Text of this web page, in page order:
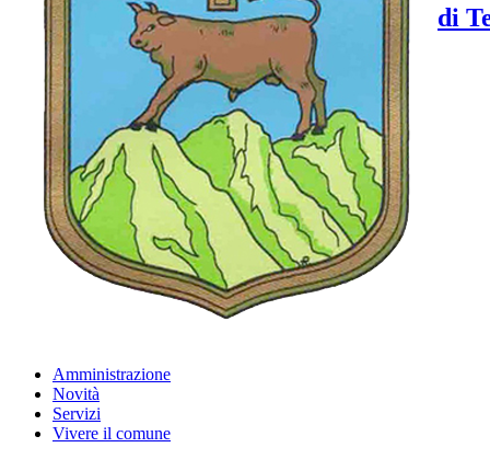
di
Amministrazione
Novità
Servizi
Vivere il comune